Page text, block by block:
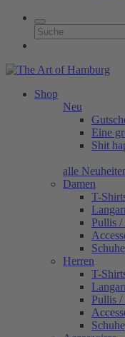
Shop
Neu
Eine
Shit
alle
Damen
T-
Pullis /
Schuhe
Herren
T-
Pullis /
Schuhe